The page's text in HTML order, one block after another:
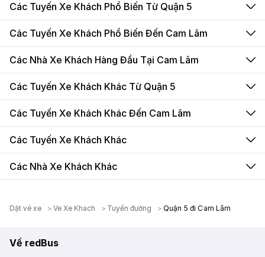
Các Tuyến Xe Khách Phổ Biến Từ Quận 5
Các Tuyến Xe Khách Phổ Biến Đến Cam Lâm
Các Nhà Xe Khách Hàng Đầu Tại Cam Lâm
Các Tuyến Xe Khách Khác Từ Quận 5
Các Tuyến Xe Khách Khác Đến Cam Lâm
Các Tuyến Xe Khách Khác
Các Nhà Xe Khách Khác
Dặt vé xe Ve Xe Khach Tuyến đường Quận 5 đi Cam Lâm
Về redBus